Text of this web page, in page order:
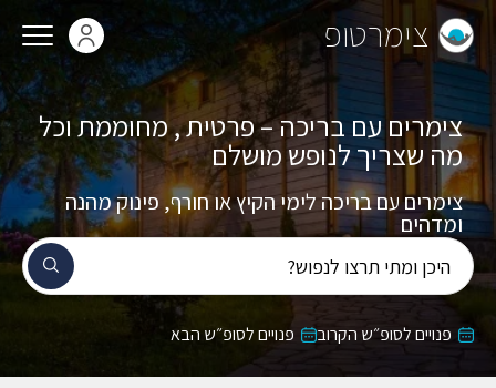
צימרטופ
היכן ומתי תרצו לנפוש?
צימרים עם בריכה – פרטית , מחוממת וכל
מה שצריך לנופש מושלם
צימרים עם בריכה לימי הקיץ או חורף, פינוק מהנה
ומדהים
פנויים לסופ״ש הקרוב פנויים לסופ״ש הבא